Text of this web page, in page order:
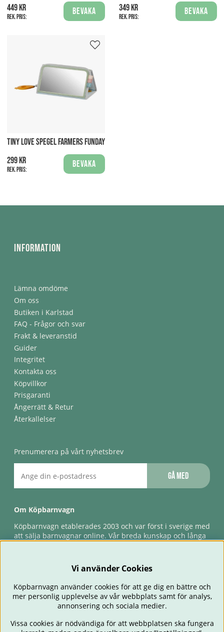
449 kr
Rek. pris:
Bevaka
349 kr
Rek. pris:
Bevaka
TINY LOVE SPEGEL FARMERS FUNDAY
299 kr
Rek. pris:
Bevaka
Information
Lämna omdöme
Om oss
Butiken i Karlstad
FAQ - Frågor och svar
Frakt & leveranstid
Guider
Integritet
Kontakta oss
Köpvillkor
Prisgaranti
Ångerrätt & Retur
Återkallelser
Prenumerera på vårt nyhetsbrev
Gå med
Om Köpbarnvagn
Köpbarnvagn etablerades 2003 och var först i sverige med
att sälja barnvagnar online. Vår breda kunskap och långa
förlossningsgaranti & förlängd ångerrätt.
Vi använder Cookies
Köpbarnvagn använder cookies för att ge dig en bättre och
mer personlig upplevelse av vår webbplats samt för analys,
annonsering och sociala medier.
Vissa cookies är nödvändiga för att webbplatsen ska fungera